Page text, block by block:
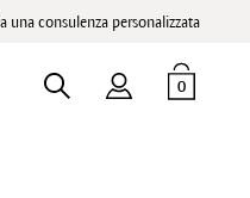
una consulenza personalizzata
0